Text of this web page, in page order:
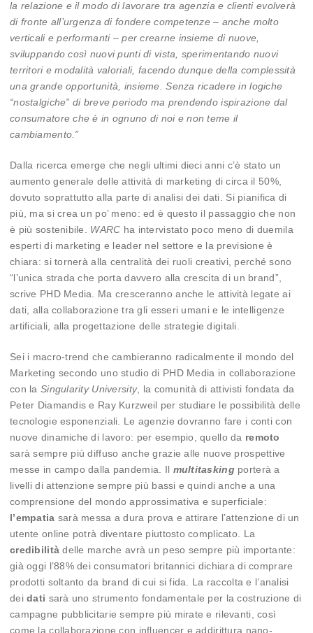
la relazione e il modo di lavorare tra agenzia e clienti evolverà
di fronte all’urgenza di fondere competenze – anche molto
verticali e performanti – per crearne insieme di nuove,
sviluppando così nuovi punti di vista, sperimentando nuovi
territori e modalità valoriali, facendo dunque della complessità
una grande opportunità, insieme. Senza ricadere in logiche
“nostalgiche” di breve periodo ma prendendo ispirazione dal
consumatore che è in ognuno di noi e non teme il
cambiamento.”
Dalla ricerca emerge che negli ultimi dieci anni c’è stato un
aumento generale delle attività di marketing di circa il 50%,
dovuto soprattutto alla parte di analisi dei dati. Si pianifica di
più, ma si crea un po’ meno: ed è questo il passaggio che non
è più sostenibile. WARC ha intervistato poco meno di duemila
esperti di marketing e leader nel settore e la previsione è
chiara: si tornerà alla centralità dei ruoli creativi, perché sono
“l’unica strada che porta davvero alla crescita di un brand”,
scrive PHD Media. Ma cresceranno anche le attività legate ai
dati, alla collaborazione tra gli esseri umani e le intelligenze
artificiali, alla progettazione delle strategie digitali.
Sei i macro-trend che cambieranno radicalmente il mondo del
Marketing secondo uno studio di PHD Media in collaborazione
con la Singularity University, la comunità di attivisti fondata da
Peter Diamandis e Ray Kurzweil per studiare le possibilità delle
tecnologie esponenziali. Le agenzie dovranno fare i conti con
nuove dinamiche di lavoro: per esempio, quello da remoto
sarà sempre più diffuso anche grazie alle nuove prospettive
messe in campo dalla pandemia. Il multitaskingporterà a
livelli di attenzione sempre più bassi e quindi anche a una
comprensione del mondo approssimativa e superficiale:
l’empatia sarà messa a dura prova e attirare l’attenzione di un
utente online potrà diventare piuttosto complicato. La
credibilità delle marche avrà un peso sempre più importante:
già oggi l’88% dei consumatori britannici dichiara di comprare
prodotti soltanto da brand di cui si fida. La raccolta e l’analisi
deidati sarà uno strumento fondamentale per la costruzione di
campagne pubblicitarie sempre più mirate e rilevanti, così
come la collaborazione con influencer e addirittura nano-